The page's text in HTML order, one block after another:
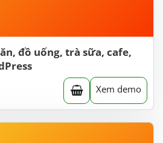
đồ uống, trà sữa, cafe,
Xem demo